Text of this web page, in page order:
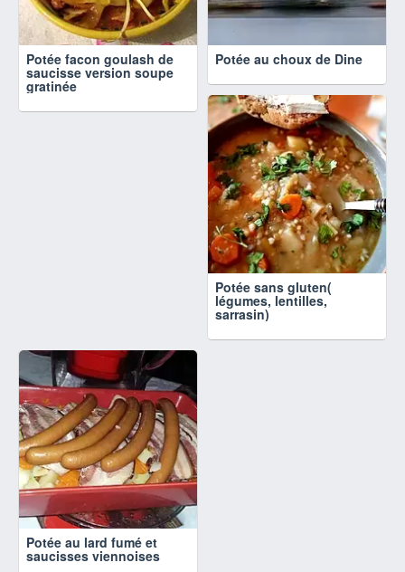
Potée facon goulash de
saucisse version soupe
gratinée
Potée au choux de Dine
Potée sans gluten(
légumes, lentilles,
sarrasin)
Potée au lard fumé et
saucisses viennoises